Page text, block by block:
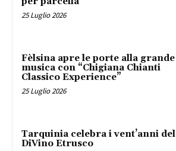
25 Luglio 2026
Fèlsina apre le porte alla grande
musica con “Chigiana Chianti
Classico Experience”
25 Luglio 2026
Tarquinia celebra i vent’anni del
DiVino Etrusco